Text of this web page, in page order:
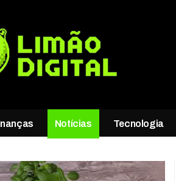
Notícias Tecnologia